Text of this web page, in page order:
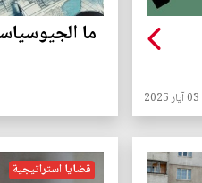
ما
قضايا استراتيجية